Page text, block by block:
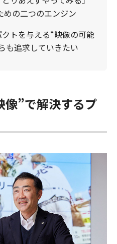
の二つのエンジン
トを与える“映像の可能
も追求していきたい
像”で解決するプ